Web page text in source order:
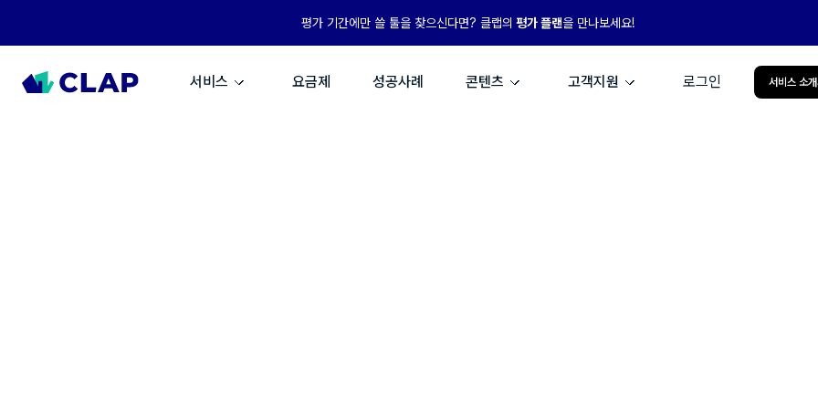
평가 기간에만 쓸 툴을 찾으신다면? 클랩의 평가 플랜을 만나보세요!
서비스 요금제 성공사례 콘텐츠 고객지원 로그인 서비스 소개